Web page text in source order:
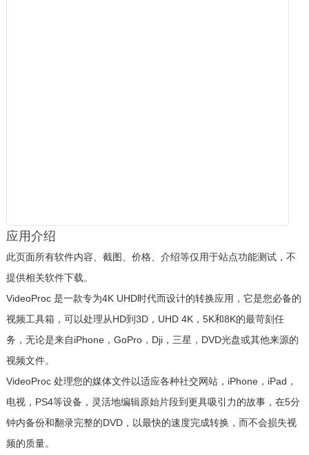
应用介绍
此页面所有软件内容、截图、价格、介绍等仅用于站点功能测试，不
提供相关软件下载。
VideoProc 是一款专为4K UHD时代而设计的转换应用，它是您必备的
视频工具箱，可以处理从HD到3D，UHD 4K，5K和8K的最苛刻任
务，无论是来自iPhone，GoPro，Dji，三星，DVD光盘或其他来源的
视频文件。
VideoProc 处理您的媒体文件以适应各种社交网站，iPhone，iPad，
电视，PS4等设备，灵活地编辑原始片段到更具吸引力的故事，在5分
钟内备份和翻录完整的DVD，以最快的速度完成转换，而不会损失视
频的质量。